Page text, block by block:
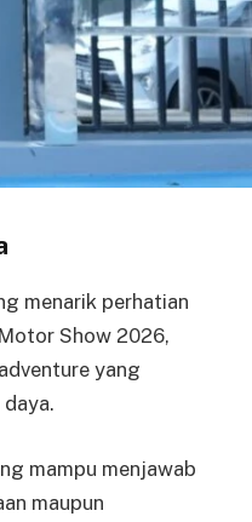
menarik perhatian
Show 2026,
yang
mampu menjawab
maupun